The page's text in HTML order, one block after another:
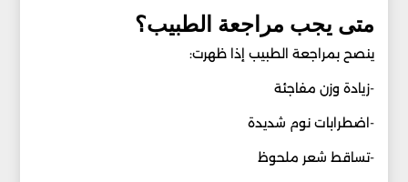
متى يجب مراجعة الطبيب؟
ينصح بمراجعة الطبيب إذا ظهرت:
-زيادة وزن مفاجئة
-اضطرابات نوم شديدة
-تساقط شعر ملحوظ